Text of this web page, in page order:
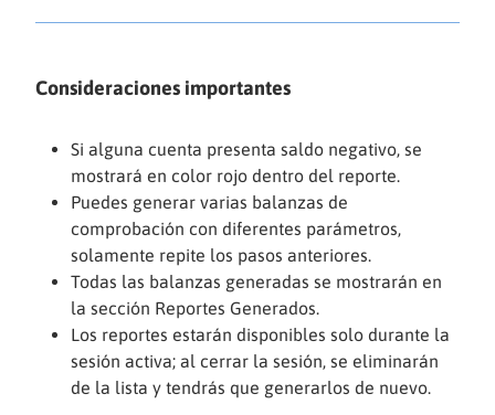
Consideraciones importantes
Si alguna cuenta presenta saldo negativo, se
mostrará en color rojo dentro del reporte.
Puedes generar varias balanzas de
comprobación con diferentes parámetros,
solamente repite los pasos anteriores.
Todas las balanzas generadas se mostrarán en
la sección Reportes Generados.
Los reportes estarán disponibles solo durante la
sesión activa; al cerrar la sesión, se eliminarán
de la lista y tendrás que generarlos de nuevo.